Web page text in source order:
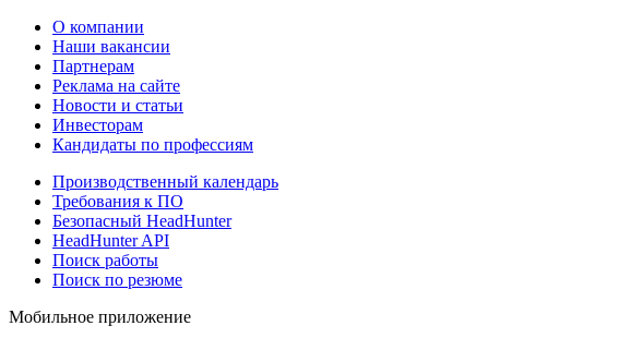
О компании
Наши вакансии
Партнерам
Реклама на сайте
Новости и статьи
Инвесторам
Кандидаты по профессиям
Производственный календарь
Требования к ПО
Безопасный HeadHunter
HeadHunter API
Поиск работы
Поиск по резюме
Мобильное приложение